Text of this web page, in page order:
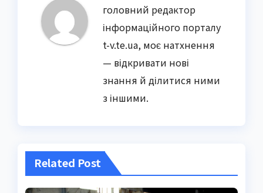
головний редактор
інформаційного порталу
t-v.te.ua, моє натхнення
— відкривати нові
знання й ділитися ними
з іншими.
Related Post